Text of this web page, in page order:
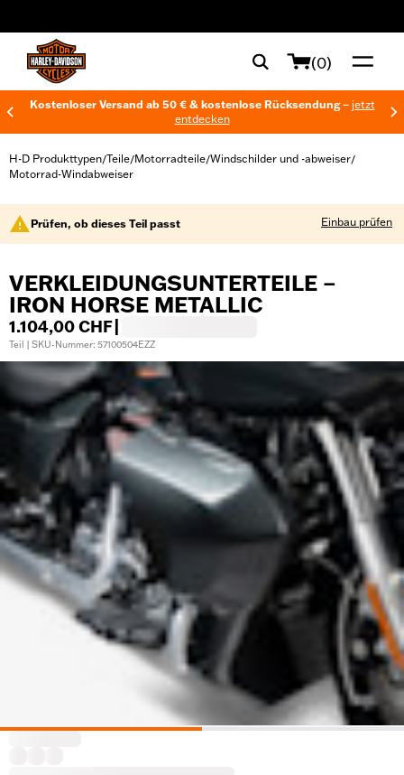
(0)
Kostenloser Versand ab 50 € & kostenlose Rücksendung – jetzt
entdecken
H-D Produkttypen/Teile/Motorradteile/Windschilder und -abweiser/
Motorrad-Windabweiser
Prüfen, ob dieses Teil passt Einbau prüfen
VERKLEIDUNGSUNTERTEILE –
IRON HORSE METALLIC
1.104,00 CHF
Teil | SKU-Nummer: 57100504EZZ